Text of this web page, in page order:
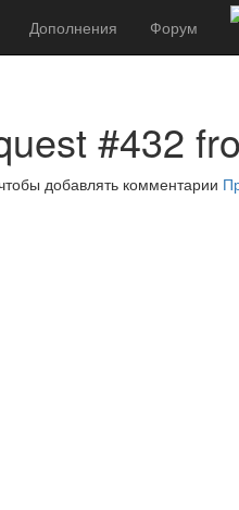
Дополнения Форум
#432
добавлять комментарии